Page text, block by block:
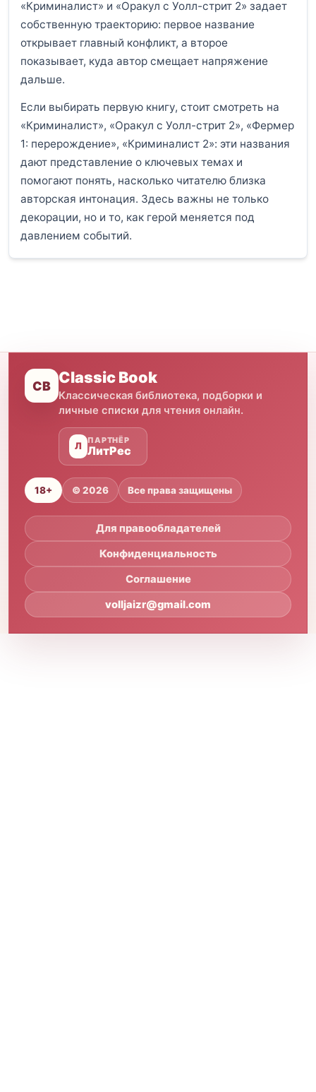
«Криминалист» и «Оракул с Уолл-стрит 2» задает
собственную траекторию: первое название
открывает главный конфликт, а второе
показывает, куда автор смещает напряжение
дальше.
Если выбирать первую книгу, стоит смотреть на
«Криминалист», «Оракул с Уолл-стрит 2», «Фермер
1: перерождение», «Криминалист 2»: эти названия
дают представление о ключевых темах и
помогают понять, насколько читателю близка
авторская интонация. Здесь важны не только
декорации, но и то, как герой меняется под
давлением событий.
CB Classic Book
Классическая библиотека, подборки и
личные списки для чтения онлайн.
Л
ПАРТНЁР
ЛитРес
18+ © 2026 Все права защищены
Для правообладателей
Конфиденциальность
Соглашение
volljaizr@gmail.com